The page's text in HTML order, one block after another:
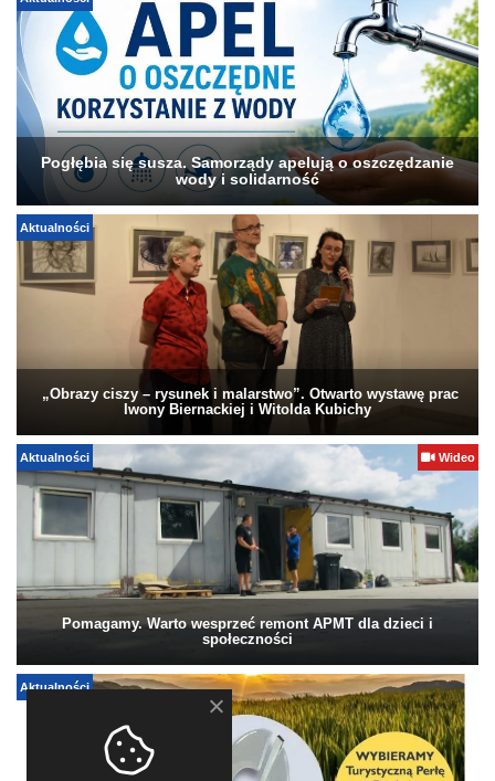
Pogłębia się susza. Samorządy apelują o oszczędzanie
wody i solidarność
Aktualności
„Obrazy ciszy – rysunek i malarstwo”. Otwarto wystawę prac
Iwony Biernackiej i Witolda Kubichy
Aktualności Wideo
Pomagamy. Warto wesprzeć remont APMT dla dzieci i
społeczności
Aktualności